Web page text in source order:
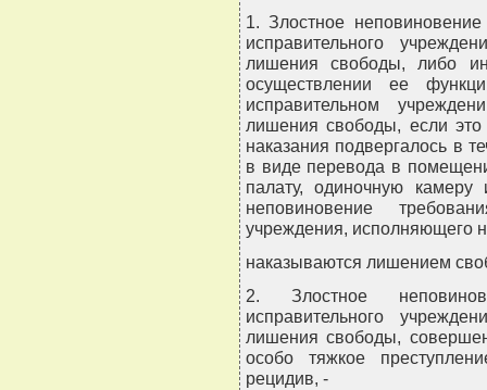
1. Злостное
исправительного
лишения свободы, либо
осуществлении ее
исправительном
лишения свободы, если
наказания подвергалось в
в виде перевода в
палату, одиночную
неповиновение
учреждения, исполняющего
наказываются лишением
2. Злостное
исправительного
лишения свободы,
особо тяжкое
рецидив, -